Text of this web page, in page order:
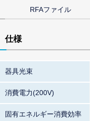
RFAファイル
仕様
器具光束
消費電力(200V)
固有エネルギー消費効率